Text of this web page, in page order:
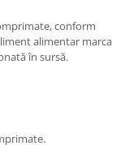
conform
alimentar marca
în sursă.